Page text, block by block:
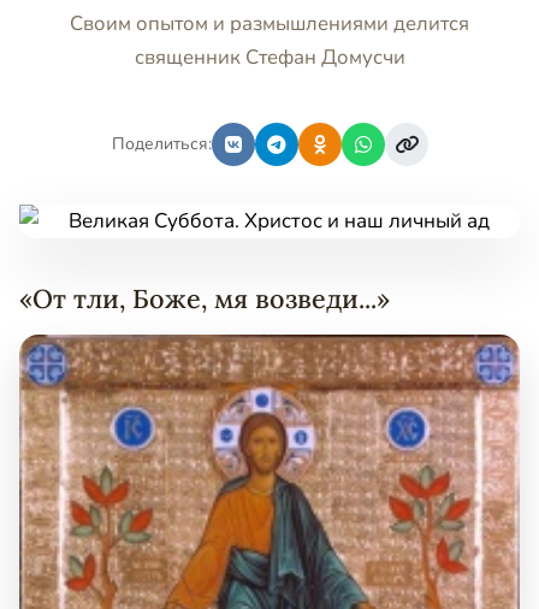
Своим опытом и размышлениями делится
священник Стефан Домусчи
Поделиться:
«От тли, Боже, мя возведи...»